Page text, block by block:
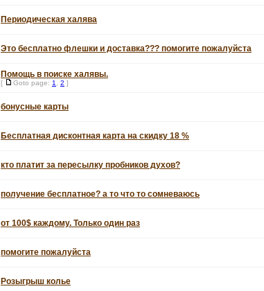
Периодическая халява
Это бесплатно флешки и доставка??? помогите пожалуйста
Помощь в поиске халявы.
[ Goto page: 1 2 ]
бонусные карты
Бесплатная дисконтная карта на скидку 18 %
кто платит за пересылку пробников духов?
получение бесплатное? а то что то сомневаюсь
от 100$ каждому. Только один раз
помогите пожалуйста
Розыгрыш колье